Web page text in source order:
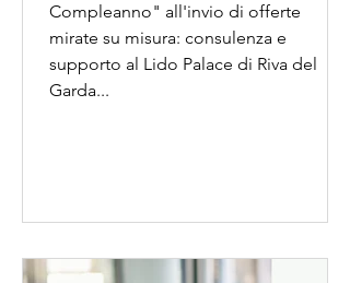
Compleanno" all'invio di offerte
mirate su misura: consulenza e
supporto al Lido Palace di Riva del
Garda...